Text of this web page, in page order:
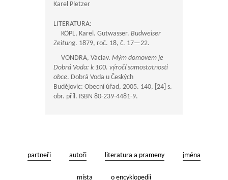
Karel Pletzer
LITERATURA:
KÖPL, Karel. Gutwasser. Budweiser
Zeitung. 1879, roč. 18, č. 17—22.
VONDRA, Václav. Mým domovem je
Dobrá Voda: k 100. výročí samostatnosti
obce. Dobrá Voda u Českých
Budějovic: Obecní úřad, 2005. 140, [24] s.
obr. příl. ISBN 80-239-4481-9.
partneři autoři literatura a prameny jména
místa o encyklopedii